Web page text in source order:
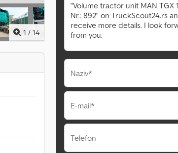
1 / 14
Naziv*
E-mail*
Telefon